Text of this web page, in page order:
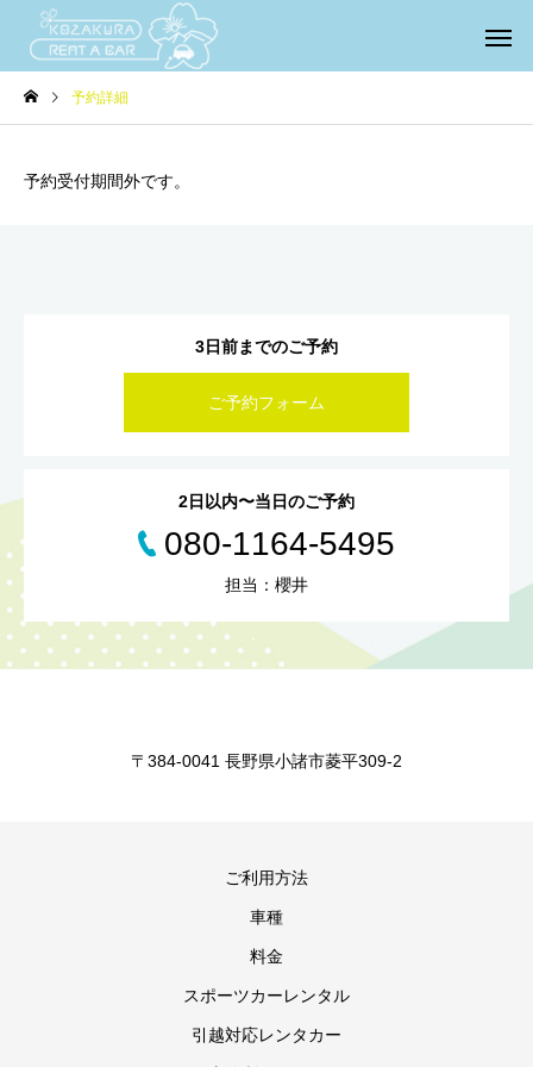
予約詳細
予約受付期間外です。
3日前までのご予約
ご予約フォーム
2日以内〜当日のご予約
080-1164-5495
担当：櫻井
〒384-0041 長野県小諸市菱平309-2
ご利用方法
車種
料金
スポーツカーレンタル
引越対応レンタカー